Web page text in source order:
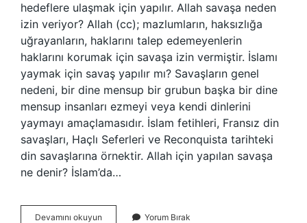
hedeflere ulaşmak için yapılır. Allah savaşa neden
izin veriyor? Allah (cc); mazlumların, haksızlığa
uğrayanların, haklarını talep edemeyenlerin
haklarını korumak için savaşa izin vermiştir. İslamı
yaymak için savaş yapılır mı? Savaşların genel
nedeni, bir dine mensup bir grubun başka bir dine
mensup insanları ezmeyi veya kendi dinlerini
yaymayı amaçlamasıdır. İslam fetihleri, Fransız din
savaşları, Haçlı Seferleri ve Reconquista tarihteki
din savaşlarına örnektir. Allah için yapılan savaşa
ne denir? İslam’da…
Devamını okuyun Yorum Bırak